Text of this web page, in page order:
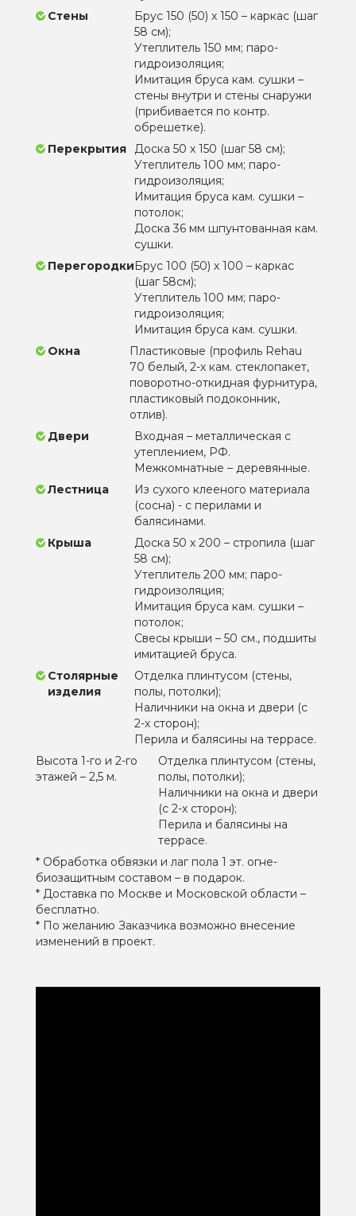
Стены
Брус 150 (50) х 150 – каркас (шаг
58 см);
Утеплитель 150 мм; паро-
гидроизоляция;
Имитация бруса кам. сушки –
стены внутри и стены снаружи
(прибивается по контр.
обрешетке).
Перекрытия
Доска 50 х 150 (шаг 58 см);
Утеплитель 100 мм; паро-
гидроизоляция;
Имитация бруса кам. сушки –
потолок;
Доска 36 мм шпунтованная кам.
сушки.
ПерегородкиБрус 100 (50) х 100 – каркас
(шаг 58см);
Утеплитель 100 мм; паро-
гидроизоляция;
Имитация бруса кам. сушки.
Окна
Пластиковые (профиль Rehau
70 белый, 2-х кам. стеклопакет,
поворотно-откидная фурнитура,
пластиковый подоконник,
отлив).
Двери
Входная – металлическая с
утеплением, РФ.
Межкомнатные – деревянные.
Лестница
Из сухого клееного материала
(сосна) - с перилами и
балясинами.
Крыша
Доска 50 х 200 – стропила (шаг
58 см);
Утеплитель 200 мм; паро-
гидроизоляция;
Имитация бруса кам. сушки –
потолок;
Свесы крыши – 50 см., подшиты
имитацией бруса.
Столярные
изделия
Отделка плинтусом (стены,
полы, потолки);
Наличники на окна и двери (с
2-х сторон);
Перила и балясины на террасе.
Высота 1-го и 2-го
этажей – 2,5 м.
Отделка плинтусом (стены,
полы, потолки);
Наличники на окна и двери
(с 2-х сторон);
Перила и балясины на
террасе.
* Обработка обвязки и лаг пола 1 эт. огне-
биозащитным составом – в подарок.
* Доставка по Москве и Московской области –
бесплатно.
* По желанию Заказчика возможно внесение
изменений в проект.